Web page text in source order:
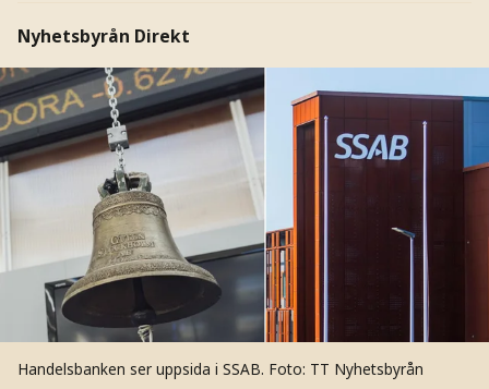
Nyhetsbyrån Direkt
Handelsbanken ser uppsida i SSAB. Foto: TT Nyhetsbyrån